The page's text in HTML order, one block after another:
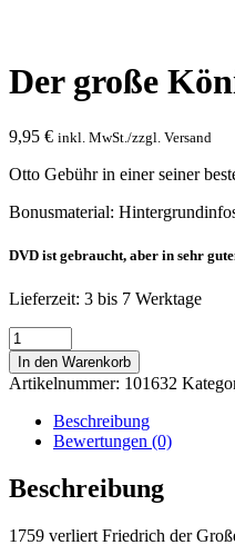
Der große
9,95 € inkl. MwSt./zzgl. Versand
Otto Gebühr in einer seiner
Bonusmaterial:
DVD ist gebraucht, aber in sehr
Lieferzeit: 3 bis 7 Werktage
Der
große
König
Menge
In den Warenkorb
Artikelnummer: 101632
Beschreibung
Bewertungen (0)
Beschreibung
1759 verliert Friedrich der